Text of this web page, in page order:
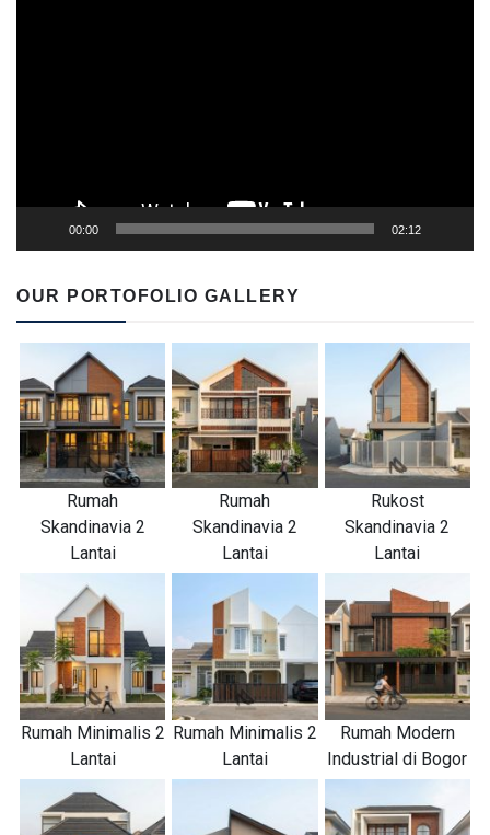
00:00 02:12
OUR PORTOFOLIO GALLERY
Rumah
Skandinavia 2
Lantai
Rumah
Skandinavia 2
Lantai
Rukost
Skandinavia 2
Lantai
Rumah Minimalis 2
Lantai
Rumah Minimalis 2
Lantai
Rumah Modern
Industrial di Bogor